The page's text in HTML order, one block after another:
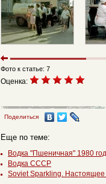
Фото к статье: 7
Оценка:
Поделиться
Еще по теме:
Водка "Пшеничная" 1980
Водка СССР
Soviet Sparkling.